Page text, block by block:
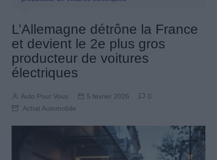
L’Allemagne détrône la France
et devient le 2e plus gros
producteur de voitures
électriques
Auto Pour Vous 5 février 2026
0
Achat Automobile